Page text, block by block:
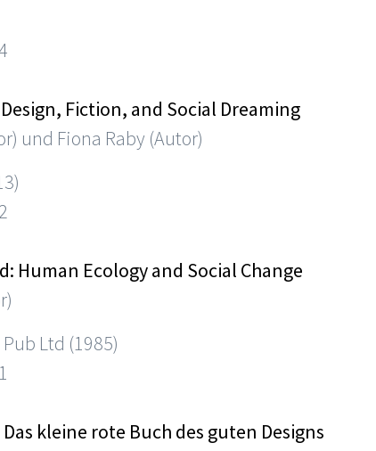
Fiction, and Social Dreaming
und Fiona Raby (Autor)
Human Ecology and Social Change
Ltd (1985)
Das kleine rote Buch des guten Designs